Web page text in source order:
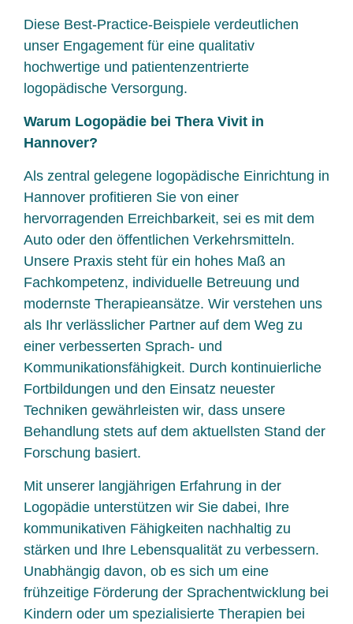
Diese Best-Practice-Beispiele verdeutlichen
unser Engagement für eine qualitativ
hochwertige und patientenzentrierte
logopädische Versorgung.
Warum Logopädie bei Thera Vivit in
Hannover?
Als zentral gelegene logopädische Einrichtung in
Hannover profitieren Sie von einer
hervorragenden Erreichbarkeit, sei es mit dem
Auto oder den öffentlichen Verkehrsmitteln.
Unsere Praxis steht für ein hohes Maß an
Fachkompetenz, individuelle Betreuung und
modernste Therapieansätze. Wir verstehen uns
als Ihr verlässlicher Partner auf dem Weg zu
einer verbesserten Sprach- und
Kommunikationsfähigkeit. Durch kontinuierliche
Fortbildungen und den Einsatz neuester
Techniken gewährleisten wir, dass unsere
Behandlung stets auf dem aktuellsten Stand der
Forschung basiert.
Mit unserer langjährigen Erfahrung in der
Logopädie unterstützen wir Sie dabei, Ihre
kommunikativen Fähigkeiten nachhaltig zu
stärken und Ihre Lebensqualität zu verbessern.
Unabhängig davon, ob es sich um eine
frühzeitige Förderung der Sprachentwicklung bei
Kindern oder um spezialisierte Therapien bei